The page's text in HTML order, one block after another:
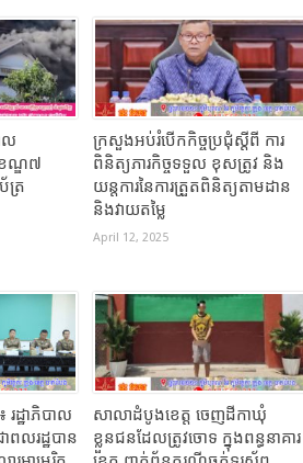
ល
ខណ្ឌ៧
ត្រ
ក្រសួងអប់រំបើកកិច្ចប្រជុំស្តីពី ការ
ពិនិត្យភារកិច្ចទទួល ខុសត្រូវ និង
យន្តការនៃការត្រួតពិនិត្យតាមដាន
និងវាយតម្លៃ
April 12, 2025
រដ្ឋាភិបាល
ពលរដ្ឋបាន
សាលាដំបូងខេត្ត ចេញដីកាឃុំ
ខ្លួនជនដែលត្រូវចោទ ក្នុងពន្ធនាគារ